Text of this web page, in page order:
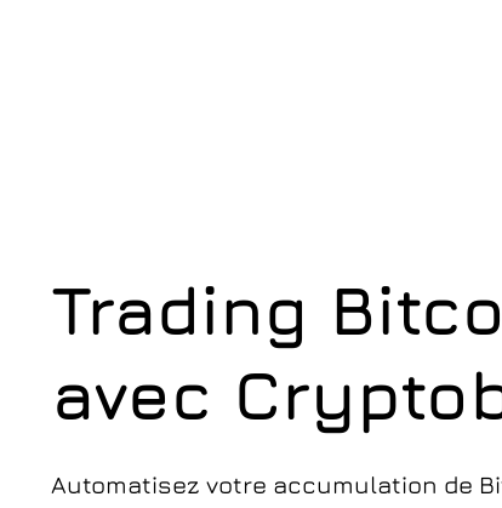
Trading
avec
Automatisez votre accumulation de